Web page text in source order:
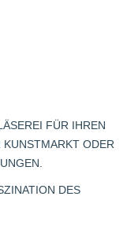
FÜR IHREN
ODER
DES